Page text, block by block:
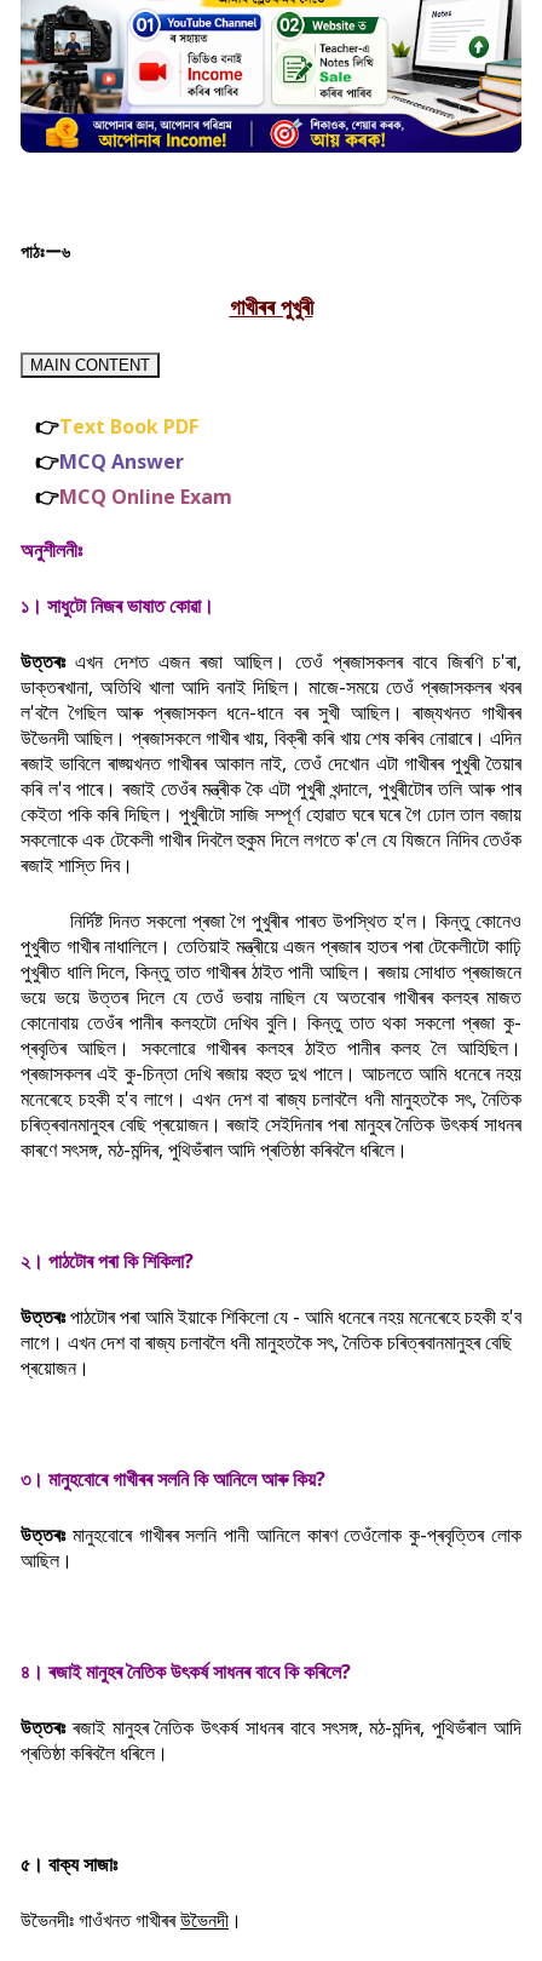
পাঠঃー৬
গাখীৰৰ পুখুৰী
MAIN CONTENT
👉Text Book PDF
👉MCQ Answer
👉MCQ Online Exam
অনুশীলনীঃ
১। সাধুটো নিজৰ ভাষাত কোৱা।
উত্তৰঃএখন দেশত এজন ৰজা আছিল। তেওঁ প্ৰজাসকলৰ বাবে জিৰণি চ'ৰা,
ডাক্তৰখানা, অতিথি খালা আদি বনাই দিছিল। মাজে-সময়ে তেওঁ প্ৰজাসকলৰ খবৰ
ল'বলৈ গৈছিল আৰু প্ৰজাসকল ধনে-ধানে বৰ সুখী আছিল। ৰাজ্যখনত গাখীৰৰ
উভৈনদী আছিল। প্ৰজাসকলে গাখীৰ খায়, বিক্ৰী কৰি খায় শেষ কৰিব নোৱাৰে। এদিন
ৰজাই ভাবিলে ৰাজ্য়খনত গাখীৰৰ আকাল নাই, তেওঁ দেখোন এটা গাখীৰৰ পুখুৰী তৈয়াৰ
কৰি ল'ব পাৰে। ৰজাই তেওঁৰ মন্ত্ৰীক কৈ এটা পুখুৰী খন্দালে, পুখুৰীটোৰ তলি আৰু পাৰ
কেইতা পকি কৰি দিছিল। পুখুৰীটো সাজি সম্পূৰ্ণ হোৱাত ঘৰে ঘৰে গৈ ঢোল তাল বজায়
সকলোকে এক টেকেলী গাখীৰ দিবলৈ হুকুম দিলে লগতে ক'লে যে যিজনে নিদিব তেওঁক
ৰজাই শাস্তি দিব।
নিৰ্দিষ্ট দিনত সকলো প্ৰজা গৈ পুখুৰীৰ পাৰত উপস্থিত হ'ল। কিন্তু কোনেও
পুখুৰীত গাখীৰ নাধালিলে। তেতিয়াই মন্ত্ৰীয়ে এজন প্ৰজাৰ হাতৰ পৰা টেকেলীটো কাঢ়ি
পুখুৰীত ধালি দিলে, কিন্তু তাত গাখীৰৰ ঠাইত পানী আছিল। ৰজায় সোধাত প্ৰজাজনে
ভয়ে ভয়ে উত্তৰ দিলে যে তেওঁ ভবায় নাছিল যে অতবোৰ গাখীৰৰ কলহৰ মাজত
কোনোবায় তেওঁৰ পানীৰ কলহটো দেখিব বুলি। কিন্তু তাত থকা সকলো প্ৰজা কু-
প্ৰবৃতিৰ আছিল। সকলোৱে গাখীৰৰ কলহৰ ঠাইত পানীৰ কলহ লৈ আহিছিল।
প্ৰজাসকলৰ এই কু-চিন্তা দেখি ৰজায় বহুত দুখ পালে। আচলতে আমি ধনেৰে নহয়
মনেৰেহে চহকী হ'ব লাগে। এখন দেশ বা ৰাজ্য চলাবলৈ ধনী মানুহতকৈ সৎ, নৈতিক
চৰিত্ৰবানমানুহৰ বেছি প্ৰয়োজন। ৰজাই সেইদিনাৰ পৰা মানুহৰ নৈতিক উৎকৰ্ষ সাধনৰ
কাৰণে সৎসঙ্গ, মঠ-মন্দিৰ, পুথিভঁৰাল আদি প্ৰতিষ্ঠা কৰিবলৈ ধৰিলে।
২। পাঠটোৰ পৰা কি শিকিলা?
উত্তৰঃপাঠটোৰ পৰা আমি ইয়াকে শিকিলো যে - আমি ধনেৰে নহয় মনেৰেহে চহকী হ'ব
লাগে। এখন দেশ বা ৰাজ্য চলাবলৈ ধনী মানুহতকৈ সৎ, নৈতিক চৰিত্ৰবানমানুহৰ বেছি
প্ৰয়োজন।
৩। মানুহবোৰে গাখীৰৰ সলনি কি আনিলে আৰু কিয়?
উত্তৰঃ মানুহবোৰে গাখীৰৰ সলনি পানী আনিলে কাৰণ তেওঁলোক কু-প্ৰবৃত্তিৰ লোক
আছিল।
৪। ৰজাই মানুহৰ নৈতিক উৎকৰ্ষ সাধনৰ বাবে কি কৰিলে?
উত্তৰঃৰজাই মানুহৰ নৈতিক উৎকৰ্ষ সাধনৰ বাবে সৎসঙ্গ, মঠ-মন্দিৰ, পুথিভঁৰাল আদি
প্ৰতিষ্ঠা কৰিবলৈ ধৰিলে।
৫। বাক্য সাজাঃ
উভৈনদীঃ গাওঁখনত গাখীৰৰউভৈনদী ।